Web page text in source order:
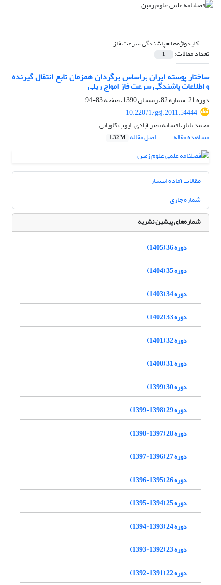
کلیدواژه‌ها =پاشندگی سرعت فاز
تعداد مقالات: 1
ساختار پوسته ایران براساس برگردان همزمان تابع انتقال گیرنده
و اطلاعات پاشندگی سرعت فاز امواج ریلی
دوره 21، شماره 82، زمستان 1390، صفحه
83-94
10.22071/gsj.2011.54444
محمد تاتار، افسانه نصر آبادی، ایوب کاویانی
مشاهده مقاله
اصل مقاله 1.32 M
مقالات آماده انتشار
شماره جاری
شماره‌های پیشین نشریه
دوره 36 (1405)
دوره 35 (1404)
دوره 34 (1403)
دوره 33 (1402)
دوره 32 (1401)
دوره 31 (1400)
دوره 30 (1399)
دوره 29 (1398-1399)
دوره 28 (1397-1398)
دوره 27 (1396-1397)
دوره 26 (1395-1396)
دوره 25 (1394-1395)
دوره 24 (1393-1394)
دوره 23 (1392-1393)
دوره 22 (1391-1392)